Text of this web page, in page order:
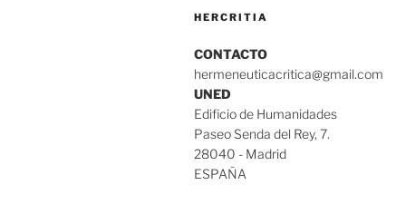
HERCRITIA
CONTACTO
hermeneuticacritica@gmail.com
UNED
Edificio de Humanidades
Paseo Senda del Rey, 7.
28040 - Madrid
ESPAÑA